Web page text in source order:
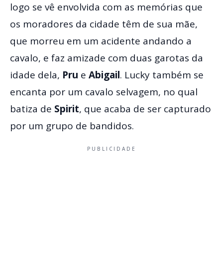
logo se vê envolvida com as memórias que
os moradores da cidade têm de sua mãe,
que morreu em um acidente andando a
cavalo, e faz amizade com duas garotas da
idade dela, Pru e Abigail. Lucky também se
encanta por um cavalo selvagem, no qual
batiza de Spirit, que acaba de ser capturado
por um grupo de bandidos.
PUBLICIDADE